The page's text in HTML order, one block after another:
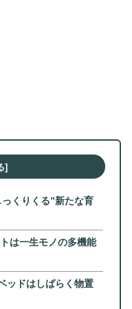
くりくる”新たな育
は一生モノの多機能
ッドはしばらく物置